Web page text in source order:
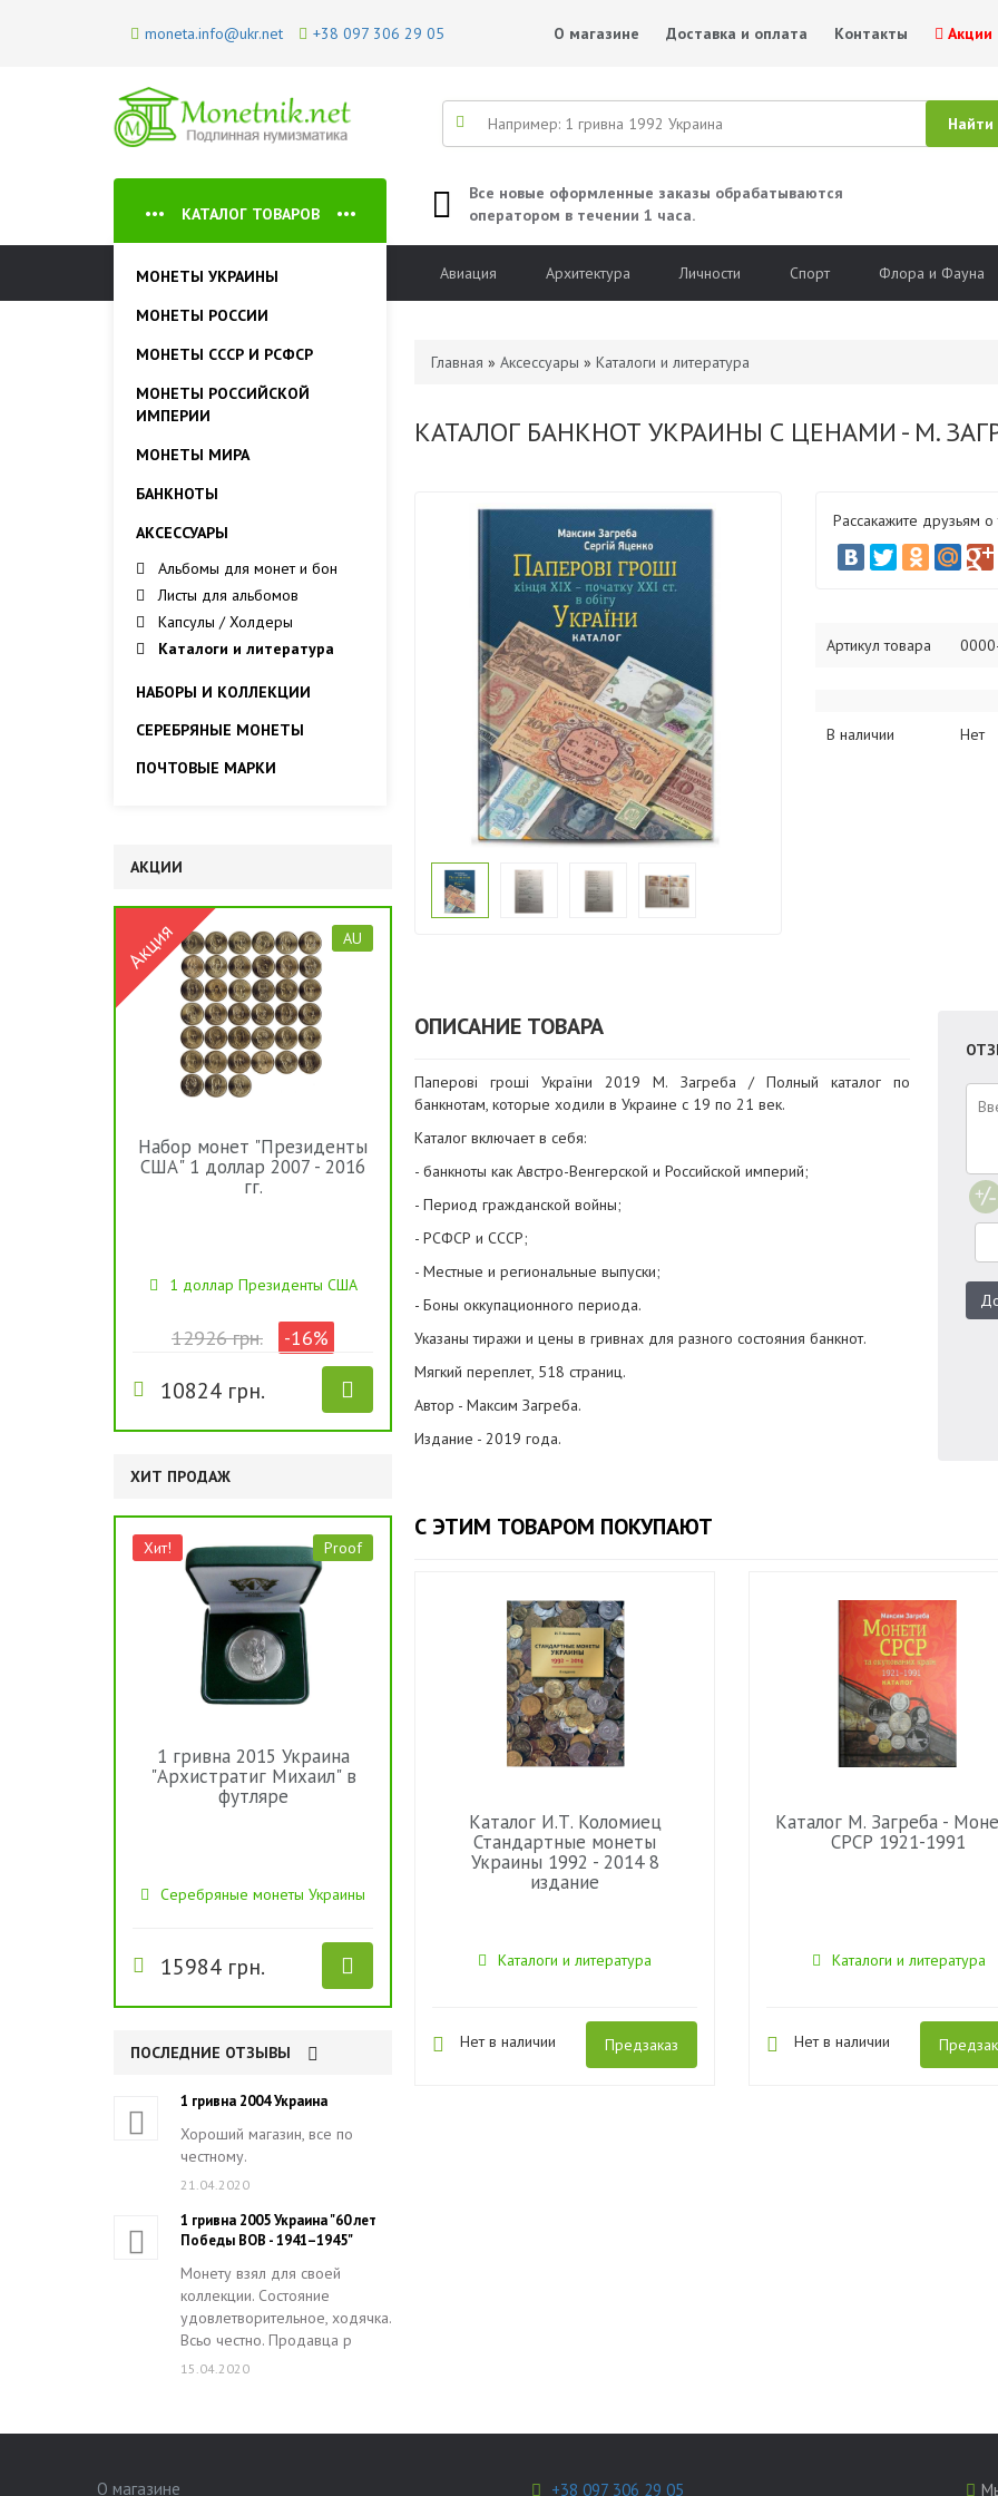
moneta.info@ukr.net +38 097 306 29 05 О магазине Доставка и оплата Контакты Акции
Все новые оформленные заказы обрабатываются
оператором в течении 1 часа.
Авиация Архитектура Личности Спорт Флора и Фауна
КАТАЛОГ ТОВАРОВ
МОНЕТЫ УКРАИНЫ
МОНЕТЫ РОССИИ
МОНЕТЫ СССР И РСФСР
МОНЕТЫ РОССИЙСКОЙ
ИМПЕРИИ
МОНЕТЫ МИРА
БАНКНОТЫ
АКСЕССУАРЫ
Альбомы для монет и бон
Листы для альбомов
Капсулы / Холдеры
Каталоги и литература
НАБОРЫ И КОЛЛЕКЦИИ
СЕРЕБРЯНЫЕ МОНЕТЫ
ПОЧТОВЫЕ МАРКИ
АКЦИИ
AU
Набор монет "Президенты
США" 1 доллар 2007 - 2016
гг.
1 доллар Президенты США
12926 грн. -16%
10824 грн.
ХИТ ПРОДАЖ
Proof
Хит!
1 гривна 2015 Украина
"Архистратиг Михаил" в
футляре
Серебряные монеты Украины
15984 грн.
ПОСЛЕДНИЕ ОТЗЫВЫ
1 гривна 2004 Украина
Хороший магазин, все по
честному.
21.04.2020
1 гривна 2005 Украина "60 лет
Победы ВОВ - 1941–1945"
Монету взял для своей
коллекции. Состояние
удовлетворительное, ходячка.
Всьо честно. Продавца р
15.04.2020
Главная » Аксессуары » Каталоги и литература
КАТАЛОГ БАНКНОТ УКРАИНЫ С ЦЕНАМИ - М.
Рассакажите друзьям о
Артикул товара
В наличии Нет
ОПИСАНИЕ ТОВАРА
Паперові гроші України 2019 М. Загреба / Полный каталог по
банкнотам, которые ходили в Украине с 19 по 21 век.
Каталог включает в себя:
- банкноты как Австро-Венгерской и Российской империй;
- Период гражданской войны;
- РСФСР и СССР;
- Местные и региональные выпуски;
- Боны оккупационного периода.
Указаны тиражи и цены в гривнах для разного состояния банкнот.
Мягкий переплет, 518 страниц.
Автор - Максим Загреба.
Издание - 2019 года.
С ЭТИМ ТОВАРОМ ПОКУПАЮТ
Каталог И.Т. Коломиец
Стандартные монеты
Украины 1992 - 2014 8
издание
Каталоги и литература
Нет в наличии Предзаказ
Каталог М. Загреба -
СРСР 1921-1991
Каталоги и литература
Нет в наличии
О магазине +38 097 306 29 05